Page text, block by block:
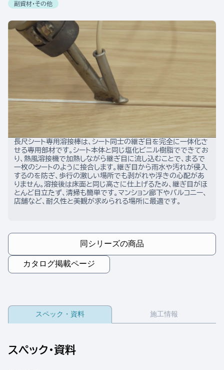
副資材・その他
長尺シート専用溶接棒は、シート同士の継ぎ目を完全に一体化さ
せる専用部材です。シート本体と同じ塩化ビニル樹脂でできてお
り、熱風溶接機で加熱しながら継ぎ目に流し込むことで、まるで
一枚のシートのように接合します。継ぎ目から雨水や汚れが侵入
するのを防ぎ、歩行の激しい場所でも剥がれや浮きの心配があ
りません。溶接後は床面と同じ高さに仕上げるため、継ぎ目がほ
とんど目立たず、清掃も簡単です。マンション廊下やバルコニー、
店舗など、耐久性と美観が求められる場所に最適です。
同シリーズの商品
カタログ掲載ページ
スペック・資料 施工情報
スペック・資料